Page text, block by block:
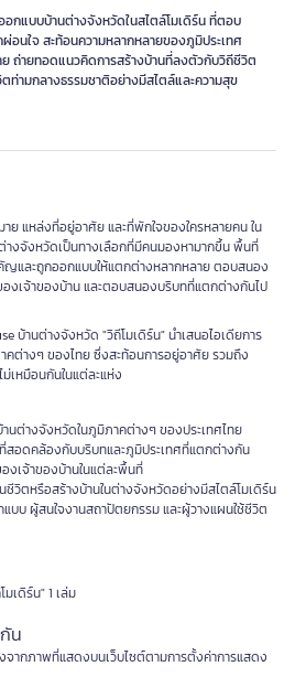
อกแบบบ้านต่างจังหวัดในสไตล์โมเดิร์น ที่ตอบ
อนใจ สะท้อนความหลากหลายของภูมิประเทศ
ถ่ายทอดแนวคิดการสร้างบ้านที่ลงตัวกับวิถีชีวิต
ท่ามกลางธรรมชาติอย่างมีสไตล์และความสุข
แหล่งที่อยู่อาศัย และที่พักใจของใครหลายคน ใน
างจังหวัดเป็นทางเลือกที่มีคนมองหามากขึ้น พื้นที่
ญและถูกออกแบบให้แตกต่างหลากหลาย ตอบสนอง
งเจ้าของบ้าน และตอบสนองบริบทที่แตกต่างกันไป
บ้านต่างจังหวัด "วิถีโมเดิร์น" นำเสนอไอเดียการ
ต่างๆ ของไทย ซึ่งสะท้อนการอยู่อาศัย รวมถึง
เหมือนกันในแต่ละแห่ง
นต่างจังหวัดในภูมิภาคต่างๆ ของประเทศไทย
สอดคล้องกับบริบทและภูมิประเทศที่แตกต่างกัน
งเจ้าของบ้านในแต่ละพื้นที่
ชีวิตหรือสร้างบ้านในต่างจังหวัดอย่างมีสไตล์โมเดิร์น
แบบ ผู้สนใจงานสถาปัตยกรรม และผู้วางแผนใช้ชีวิต
เดิร์น" 1 เล่ม
น
ากภาพที่แสดงบนเว็บไซต์ตามการตั้งค่าการแสดง